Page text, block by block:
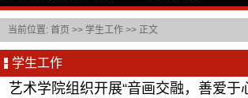
当前位置: 首页 >> 学生工作 >> 正文
学生工作
艺术学院组织开展“音画交融，善爱于